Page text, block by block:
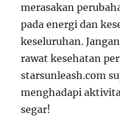
merasakan
pada energi dan
keseluruhan.
rawat kesehatan
starsunleash.com
menghadapi
segar!